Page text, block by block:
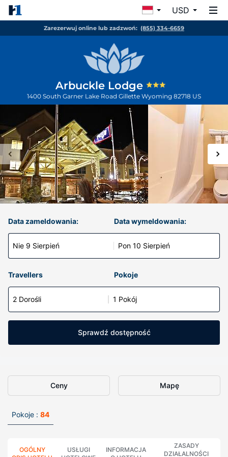
USD
Zarezerwuj online lub zadzwoń: (855) 334-6659
Arbuckle Lodge
1400 South Garner Lake Road Gillette Wyoming 82718 US
Data zameldowania:
Nie 9 Sierpień
Data wymeldowania:
Pon 10 Sierpień
Travellers Pokoje
2 Dorośli 1 Pokój
Sprawdź dostępność
Ceny Mapę
Pokoje : 84
OGÓLNY
USŁUGI
INFORMACJA
ZASADY
DZIAŁALNOŚCI